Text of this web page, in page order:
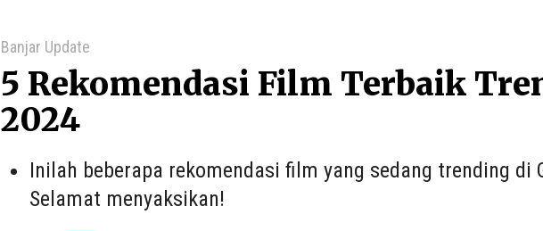
Banjar Update
5 Rekomendasi Film Terbaik
2024
Inilah beberapa rekomendasi film yang sedang trending di
Selamat menyaksikan!